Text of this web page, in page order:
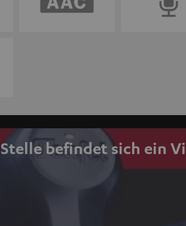
befindet sich ein